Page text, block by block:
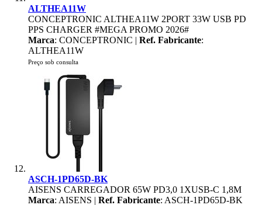
ALTHEA11W
CONCEPTRONIC ALTHEA11W 2PORT 33W USB PD
PPS CHARGER #MEGA PROMO 2026#
Marca: CONCEPTRONIC | Ref. Fabricante:
ALTHEA11W
Preço sob consulta
ASCH-1PD65D-BK
AISENS CARREGADOR 65W PD3,0 1XUSB-C 1,8M
Marca: AISENS | Ref. Fabricante: ASCH-1PD65D-BK